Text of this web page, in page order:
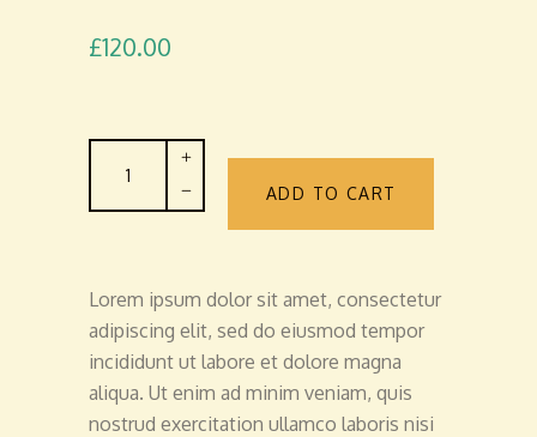
£120.00
White
ADD TO CART
Lorem ipsum dolor sit amet, consectetur
adipiscing elit, sed do eiusmod tempor
incididunt ut labore et dolore magna
aliqua. Ut enim ad minim veniam, quis
nostrud exercitation ullamco laboris nisi